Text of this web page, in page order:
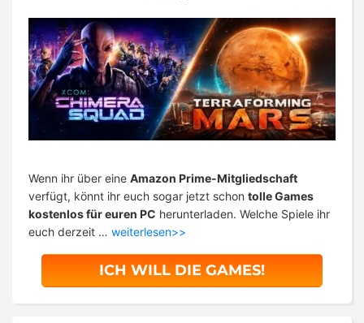
Wenn ihr über eine Amazon Prime-Mitgliedschaft
verfügt, könnt ihr euch sogar jetzt schon tolle Games
kostenlos für euren PC herunterladen. Welche Spiele ihr
euch derzeit … weiterlesen>>
ICH WILL DIE GAMES!